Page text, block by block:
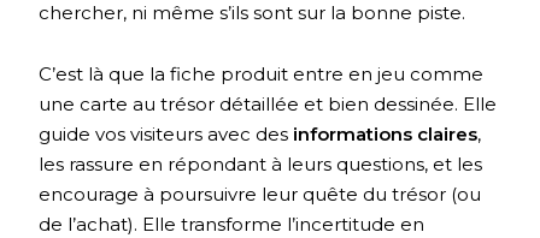
chercher, ni même s’ils sont sur la bonne piste.
C’est là que la fiche produit entre en jeu comme
une carte au trésor détaillée et bien dessinée. Elle
guide vos visiteurs avec des informations claires,
les rassure en répondant à leurs questions, et les
encourage à poursuivre leur quête du trésor (ou
de l’achat). Elle transforme l’incertitude en